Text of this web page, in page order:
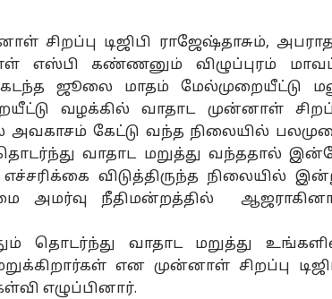
சிறப்பு டிஜிபி ராஜேஷ்தாசும்,
எஸ்பி கண்ணனும் விழுப்புரம்
ஜூலை மாதம் மேல்முறையீட்டு
வழக்கில் வாதாட முன்னாள்
அவகாசம் கேட்டு வந்த நிலையில்
வாதாட மறுத்து வந்ததால்
விடுத்திருந்த நிலையில்
அமர்வு நீதிமன்றத்தில்
தொடர்ந்து வாதாட மறுத்து
என முன்னாள் சிறப்பு
எழுப்பினார்.